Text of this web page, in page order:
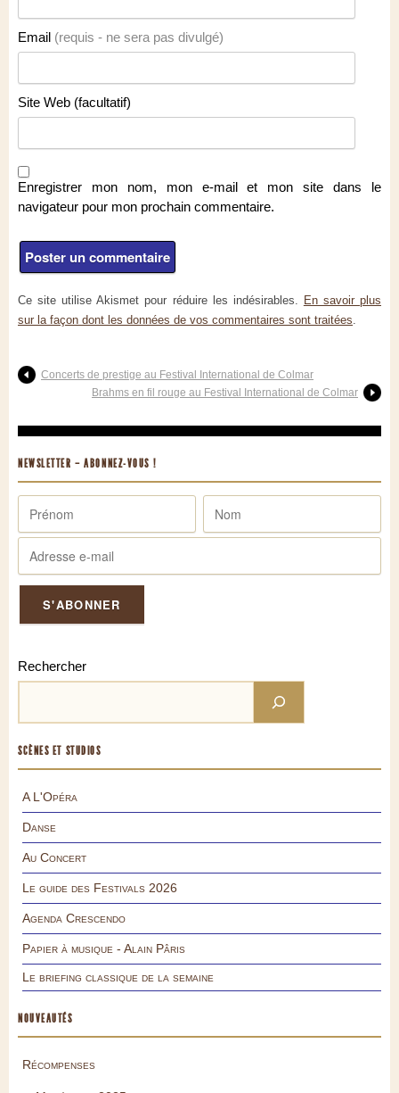
Email (requis - ne sera pas divulgé)
Site Web (facultatif)
Enregistrer mon nom, mon e-mail et mon site dans le
navigateur pour mon prochain commentaire.
Ce site utilise Akismet pour réduire les indésirables. En savoir plus
sur la façon dont les données de vos commentaires sont traitées
Concerts de prestige au Festival International de Colmar
Brahms en fil rouge au Festival International de Colmar
NEWSLETTER – ABONNEZ-VOUS !
Rechercher
SCÈNES ET STUDIOS
A L'Opéra
Danse
Au Concert
Le guide des Festivals 2026
Agenda Crescendo
Papier à musique - Alain Pâris
Le briefing classique de la semaine
NOUVEAUTÉS
Récompenses